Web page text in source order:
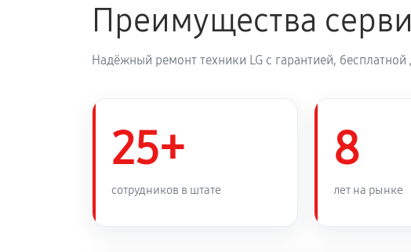
Замена кабеля питания
Преимущества
Надёжный ремонт техники LG с гарантией,
25+
сотрудников в штате
8
лет на рынке